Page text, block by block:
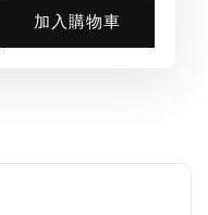
加入購物車